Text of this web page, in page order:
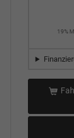
19%